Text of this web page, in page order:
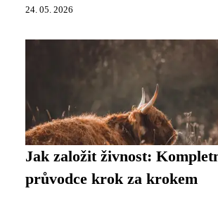
24. 05. 2026
Jak založit živnost:
průvodce krok za krokem